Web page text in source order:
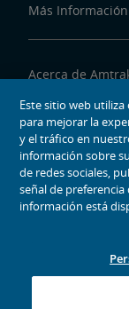
Más
Acerca de
Viajar con
Herramientas
iconos de medios
Este sitio web
para mejorar la
y el tráfico en
información sobre
de redes sociales,
señal de
información está